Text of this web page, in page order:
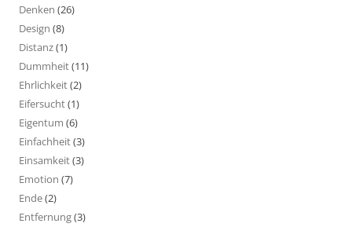
Denken (26)
Design (8)
Distanz(1)
Dummheit(11)
Ehrlichkeit(2)
Eifersucht(1)
Eigentum (6)
Einfachheit(3)
Einsamkeit(3)
Emotion (7)
Ende(2)
Entfernung(3)